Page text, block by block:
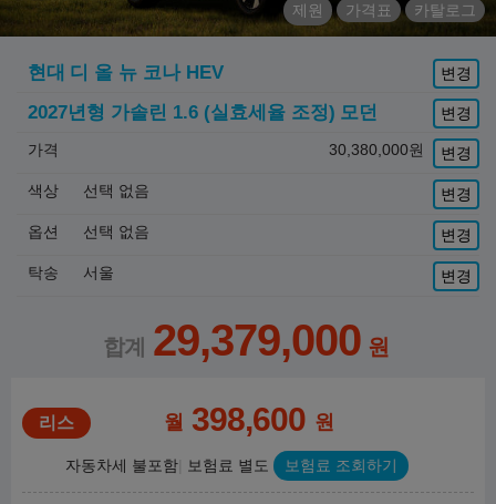
제원 가격표 카탈로그
현대 디 올 뉴 코나 HEV 변경
2027년형 가솔린 1.6 (실효세율 조정) 모던 변경
가격 30,380,000원 변경
색상 선택 없음 변경
옵션 선택 없음 변경
탁송 서울 변경
29,379,000
월 398,600 원
자동차세 불포함 보험료 별도 보험료 조회하기